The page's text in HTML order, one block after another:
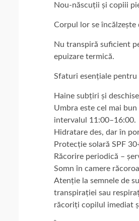
Nou-născuții și copiii
Corpul lor se
Nu transpiră suficient
epuizare termică.
Sfaturi esențiale pentru
Haine subțiri și
Umbra este cel mai
intervalul 11:00–16:00.
Hidratare des, dar în
Protecție solară SPF
Răcorire periodică –
Somn în camere
Atenție la semnele de
transpirației sau
răcoriți copilul imediat